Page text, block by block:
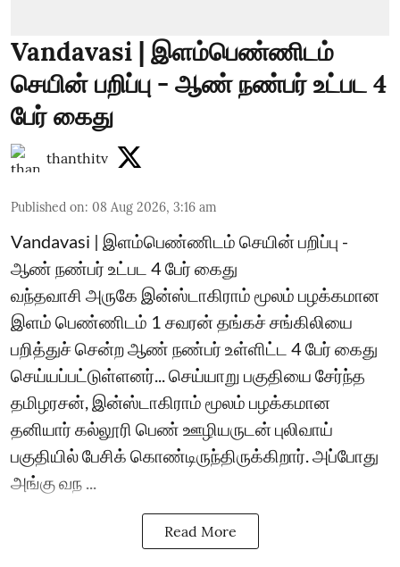
Vandavasi | இளம்பெண்ணிடம்
செயின் பறிப்பு - ஆண் நண்பர் உட்பட 4
பேர் கைது
thanthitv
Published on: 08 Aug 2026, 3:16 am
Vandavasi | இளம்பெண்ணிடம் செயின் பறிப்பு -
ஆண் நண்பர் உட்பட 4 பேர் கைது
வந்தவாசி அருகே இன்ஸ்டாகிராம் மூலம் பழக்கமான
இளம் பெண்ணிடம் 1 சவரன் தங்கச் சங்கிலியை
பறித்துச் சென்ற ஆண் நண்பர் உள்ளிட்ட 4 பேர் கைது
செய்யப்பட்டுள்ளனர்... செய்யாறு பகுதியை சேர்ந்த
தமிழரசன், இன்ஸ்டாகிராம் மூலம் பழக்கமான
தனியார் கல்லூரி பெண் ஊழியருடன் புலிவாய்
பகுதியில் பேசிக் கொண்டிருந்திருக்கிறார். அப்போது
அங்கு வந ...
Read More